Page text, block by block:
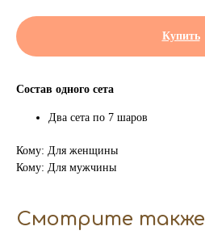
Купить
Состав одного сета
Два сета по 7 шаров
Кому: Для женщины
Кому: Для мужчины
Смотрите также